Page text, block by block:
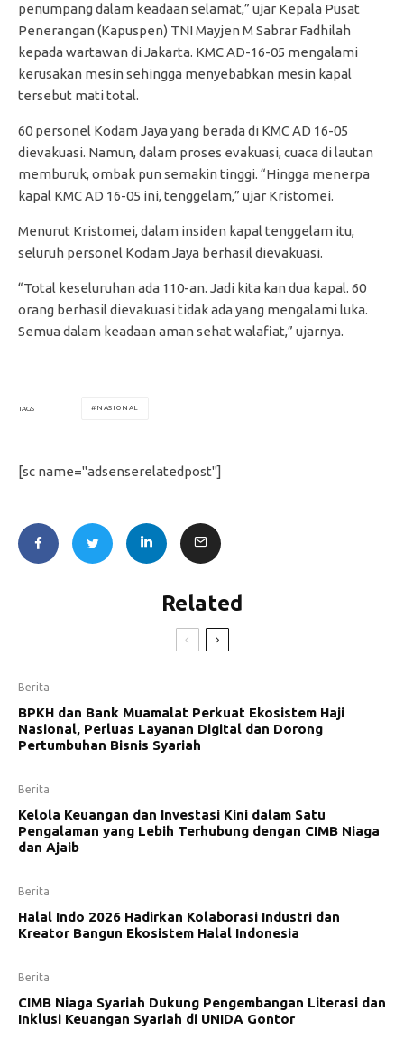
penumpang dalam keadaan selamat,” ujar Kepala Pusat
Penerangan (Kapuspen) TNI Mayjen M Sabrar Fadhilah
kepada wartawan di Jakarta. KMC AD-16-05 mengalami
kerusakan mesin sehingga menyebabkan mesin kapal
tersebut mati total.
60 personel Kodam Jaya yang berada di KMC AD 16-05
dievakuasi. Namun, dalam proses evakuasi, cuaca di lautan
memburuk, ombak pun semakin tinggi. “Hingga menerpa
kapal KMC AD 16-05 ini, tenggelam,” ujar Kristomei.
Menurut Kristomei, dalam insiden kapal tenggelam itu,
seluruh personel Kodam Jaya berhasil dievakuasi.
“Total keseluruhan ada 110-an. Jadi kita kan dua kapal. 60
orang berhasil dievakuasi tidak ada yang mengalami luka.
Semua dalam keadaan aman sehat walafiat,” ujarnya.
TAGS NASIONAL
[sc name="adsenserelatedpost"]
Related
Berita
BPKH dan Bank Muamalat Perkuat Ekosistem Haji
Nasional, Perluas Layanan Digital dan Dorong
Pertumbuhan Bisnis Syariah
Berita
Kelola Keuangan dan Investasi Kini dalam Satu
Pengalaman yang Lebih Terhubung dengan CIMB Niaga
dan Ajaib
Berita
Halal Indo 2026 Hadirkan Kolaborasi Industri dan
Kreator Bangun Ekosistem Halal Indonesia
Berita
CIMB Niaga Syariah Dukung Pengembangan Literasi dan
Inklusi Keuangan Syariah di UNIDA Gontor